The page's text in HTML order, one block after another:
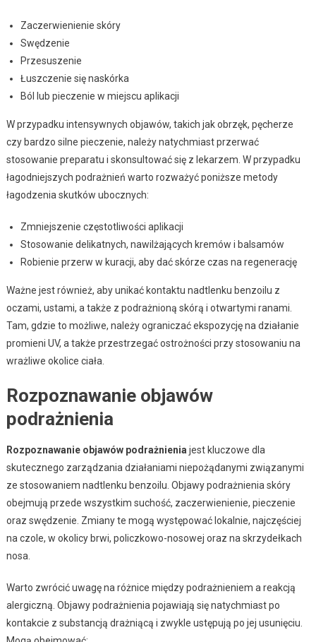
Zaczerwienienie skóry
Swędzenie
Przesuszenie
Łuszczenie się naskórka
Ból lub pieczenie w miejscu aplikacji
W przypadku intensywnych objawów, takich jak obrzęk, pęcherze
czy bardzo silne pieczenie, należy natychmiast przerwać
stosowanie preparatu i skonsultować się z lekarzem. W przypadku
łagodniejszych podrażnień warto rozważyć poniższe metody
łagodzenia skutków ubocznych:
Zmniejszenie częstotliwości aplikacji
Stosowanie delikatnych, nawilżających kremów i balsamów
Robienie przerw w kuracji, aby dać skórze czas na regenerację
Ważne jest również, aby unikać kontaktu nadtlenku benzoilu z
oczami, ustami, a także z podrażnioną skórą i otwartymi ranami.
Tam, gdzie to możliwe, należy ograniczać ekspozycję na działanie
promieni UV, a także przestrzegać ostrożności przy stosowaniu na
wrażliwe okolice ciała.
Rozpoznawanie objawów
podrażnienia
Rozpoznawanie objawów podrażnienia jest kluczowe dla
skutecznego zarządzania działaniami niepożądanymi związanymi
ze stosowaniem nadtlenku benzoilu. Objawy podrażnienia skóry
obejmują przede wszystkim suchość, zaczerwienienie, pieczenie
oraz swędzenie. Zmiany te mogą występować lokalnie, najczęściej
na czole, w okolicy brwi, policzkowo-nosowej oraz na skrzydełkach
nosa.
Warto zwrócić uwagę na różnice między podrażnieniem a reakcją
alergiczną. Objawy podrażnienia pojawiają się natychmiast po
kontakcie z substancją drażniącą i zwykle ustępują po jej usunięciu.